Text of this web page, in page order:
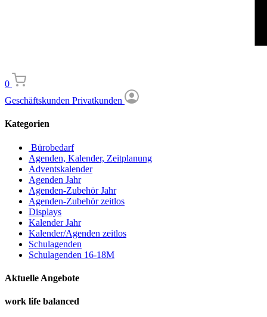
0
Geschäftskunden Privatkunden
Kategorien
Bürobedarf
Agenden, Kalender, Zeitplanung
Adventskalender
Agenden Jahr
Agenden-Zubehör Jahr
Agenden-Zubehör zeitlos
Displays
Kalender Jahr
Kalender/Agenden zeitlos
Schulagenden
Schulagenden 16-18M
Aktuelle Angebote
work life balanced